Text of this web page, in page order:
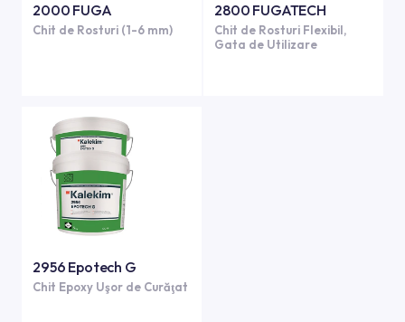
2000 FUGA
Chit de Rosturi (1-6 mm)
2800 FUGATECH
Chit de Rosturi Flexibil,
Gata de Utilizare
2956 Epotech G
Chit Epoxy Uşor de Curăţat